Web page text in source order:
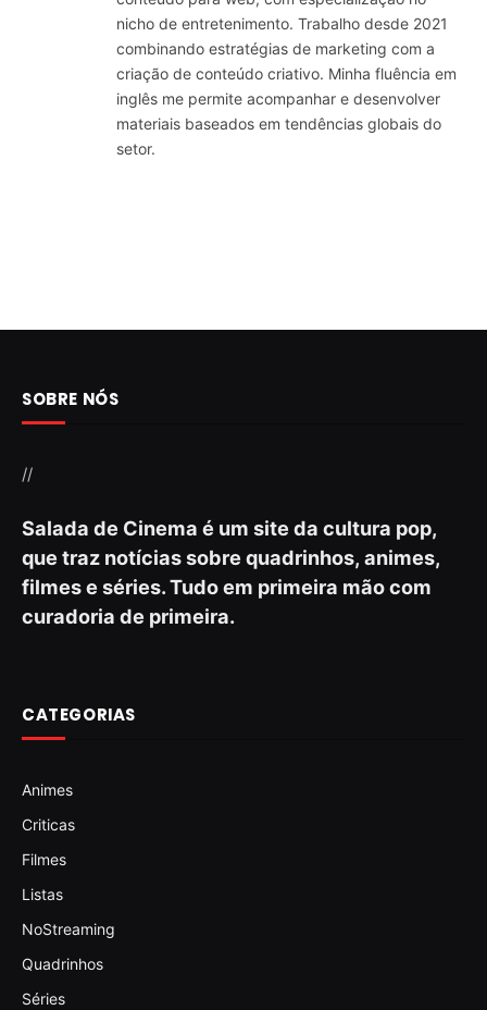
nicho de entretenimento. Trabalho desde 2021
combinando estratégias de marketing com a
criação de conteúdo criativo. Minha fluência em
inglês me permite acompanhar e desenvolver
materiais baseados em tendências globais do
setor.
SOBRE NÓS
//
Salada de Cinema é um site da cultura pop,
que traz notícias sobre quadrinhos, animes,
filmes e séries. Tudo em primeira mão com
curadoria de primeira.
CATEGORIAS
Animes
Criticas
Filmes
Listas
NoStreaming
Quadrinhos
Séries